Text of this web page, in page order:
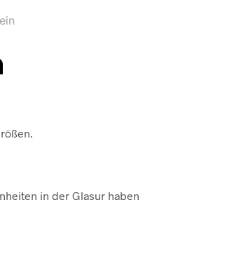
in der Glasur haben